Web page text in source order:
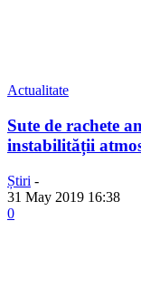
Actualitate
Sute de rachete
instabilității
Știri -
31 May 2019 16:38
0